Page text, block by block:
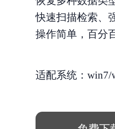
快速扫描检索、
操作简单，百分
适配系统：win7/